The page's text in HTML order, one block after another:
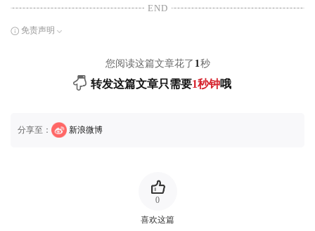
END
免责声明
您阅读这篇文章花了 1秒
转发这篇文章只需要1秒钟哦
分享至： 新浪微博
喜欢这篇
0